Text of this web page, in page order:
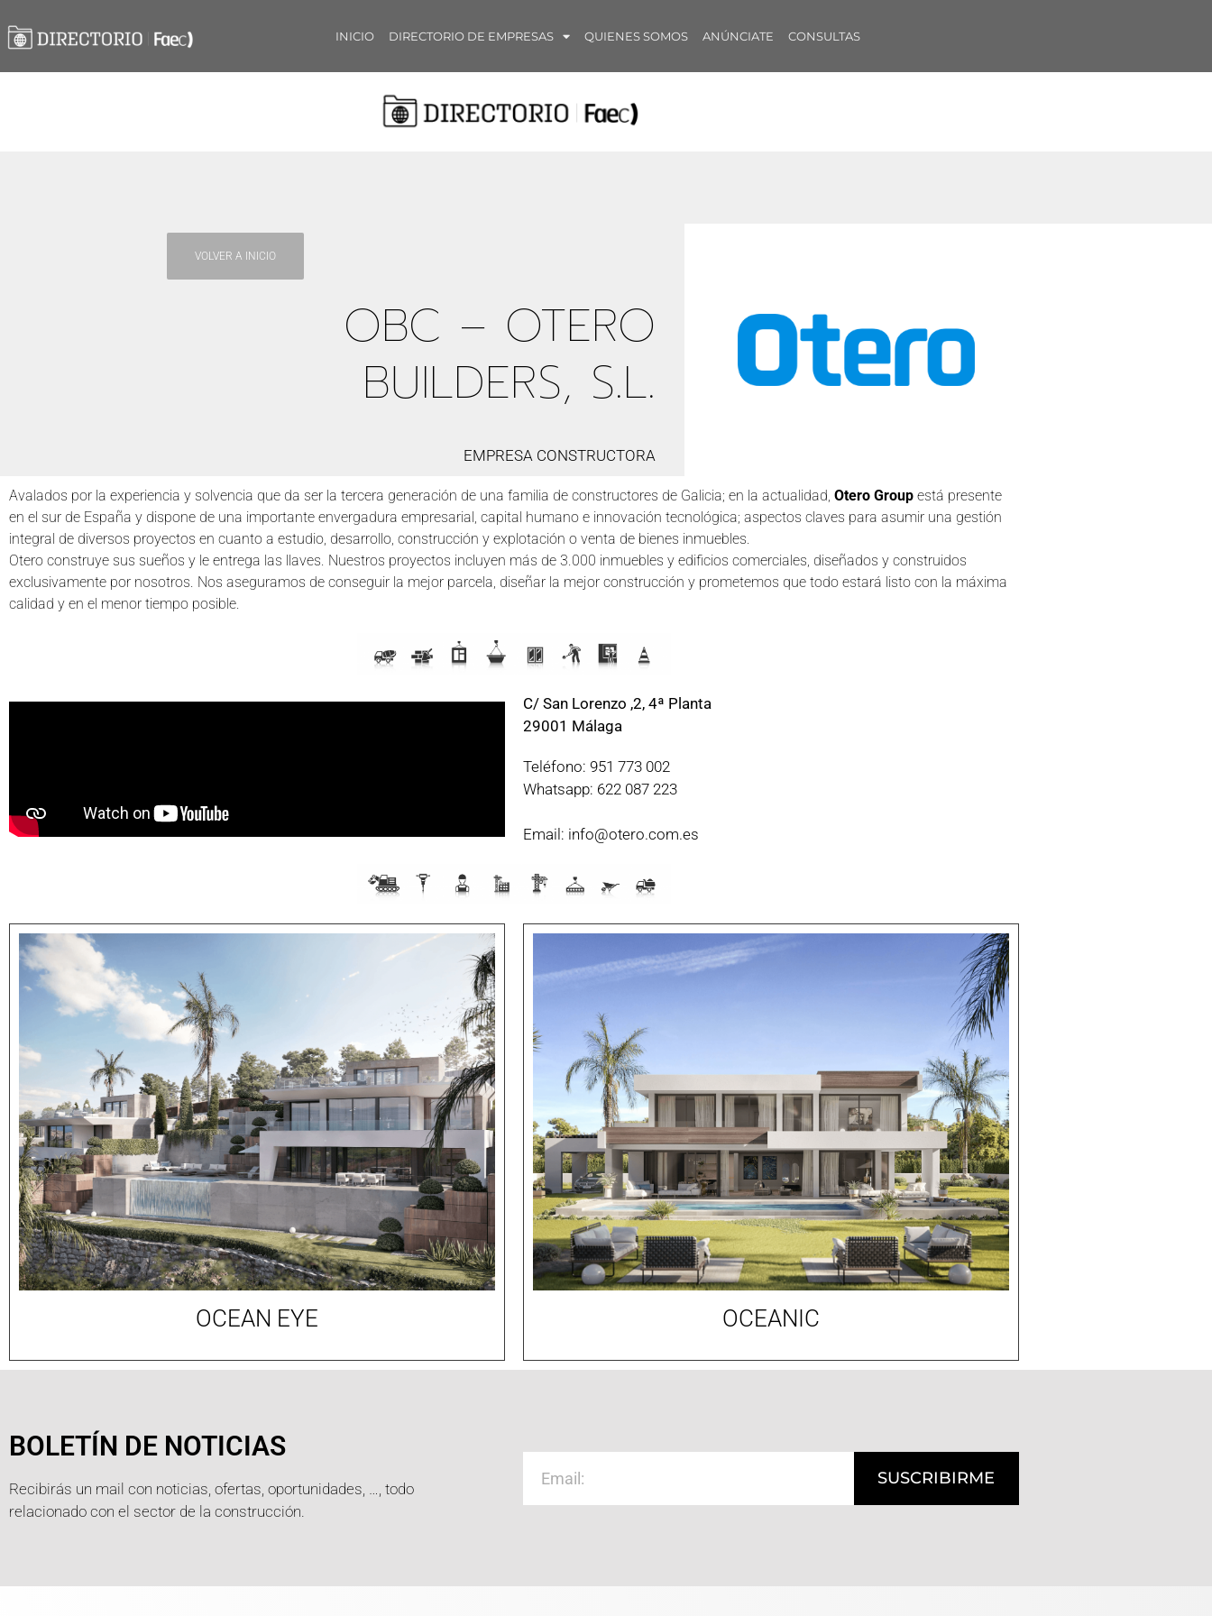
INICIO DIRECTORIO DE EMPRESAS QUIENES SOMOS ANÚNCIATE CONSULTAS
VOLVER A INICIO
OBC – OTERO
BUILDERS, S.L.
EMPRESA CONSTRUCTORA
Avalados por la experiencia y solvencia que da ser la tercera generación de una familia de constructores de Galicia; en la actualidad, Otero Group está presente
en el sur de España y dispone de una importante envergadura empresarial, capital humano e innovación tecnológica; aspectos claves para asumir una gestión
integral de diversos proyectos en cuanto a estudio, desarrollo, construcción y explotación o venta de bienes inmuebles.
Otero construye sus sueños y le entrega las llaves. Nuestros proyectos incluyen más de 3.000 inmuebles y edificios comerciales, diseñados y construidos
exclusivamente por nosotros. Nos aseguramos de conseguir la mejor parcela, diseñar la mejor construcción y prometemos que todo estará listo con la máxima
calidad y en el menor tiempo posible.
C/ San Lorenzo ,2, 4ª Planta
29001 Málaga
Teléfono: 951 773 002
Whatsapp: 622 087 223
Email: info@otero.com.es
OCEAN EYE OCEANIC
BOLETÍN DE NOTICIAS
Recibirás un mail con noticias, ofertas, oportunidades, …, todo
relacionado con el sector de la construcción.
SUSCRIBIRME